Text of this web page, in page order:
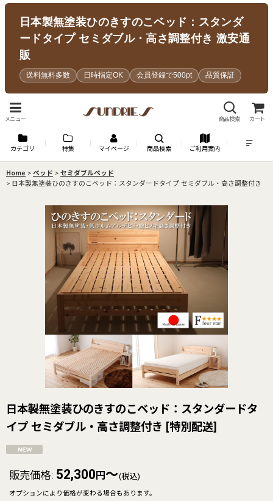
日本製無塗装ひのきすのこベッド：スタンダ
ードタイプ セミダブル・高さ調整付き 激安通
販
送料無料多数 日時指定OK 会員登録で500pt 品質保証
メニュー 商品検索 カート
カテゴリ 特集 マイページ 商品検索 ご利用案内
Home > ベッド > セミダブルベッド
> 日本製無塗装ひのきすのこベッド：スタンダードタイプ セミダブル・高さ調整付き
日本製無塗装ひのきすのこベッド：スタンダードタ
イプ セミダブル・高さ調整付き [特別配送]
販売価格: 52,300 円 ～(税込)
オプションにより価格が変わる場合もあります。